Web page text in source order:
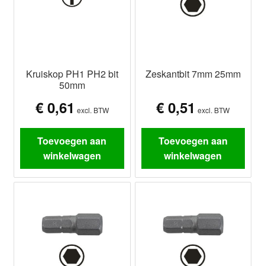
Kruiskop PH1 PH2 bit
50mm
€0,61 excl. BTW
Toevoegen aan
winkelwagen
Zeskantbit 7mm 25mm
€ 0,51 excl. BTW
Toevoegen aan
winkelwagen